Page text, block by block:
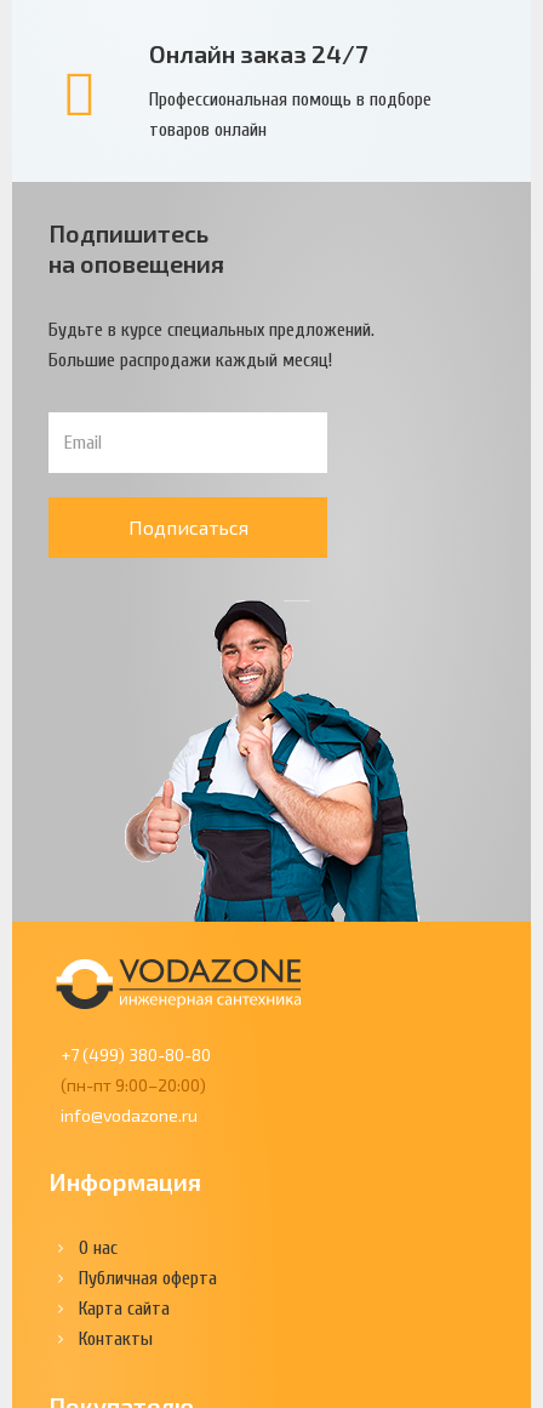
Онлайн заказ 24/7
Профессиональная помощь в подборе
товаров онлайн
Подпишитесь
на оповещения
Будьте в курсе специальных предложений.
Большие распродажи каждый месяц!
Подписаться
+7 (499) 380-80-80
(пн-пт 9:00–20:00)
info@vodazone.ru
Информация
О нас
Публичная оферта
Карта сайта
Контакты